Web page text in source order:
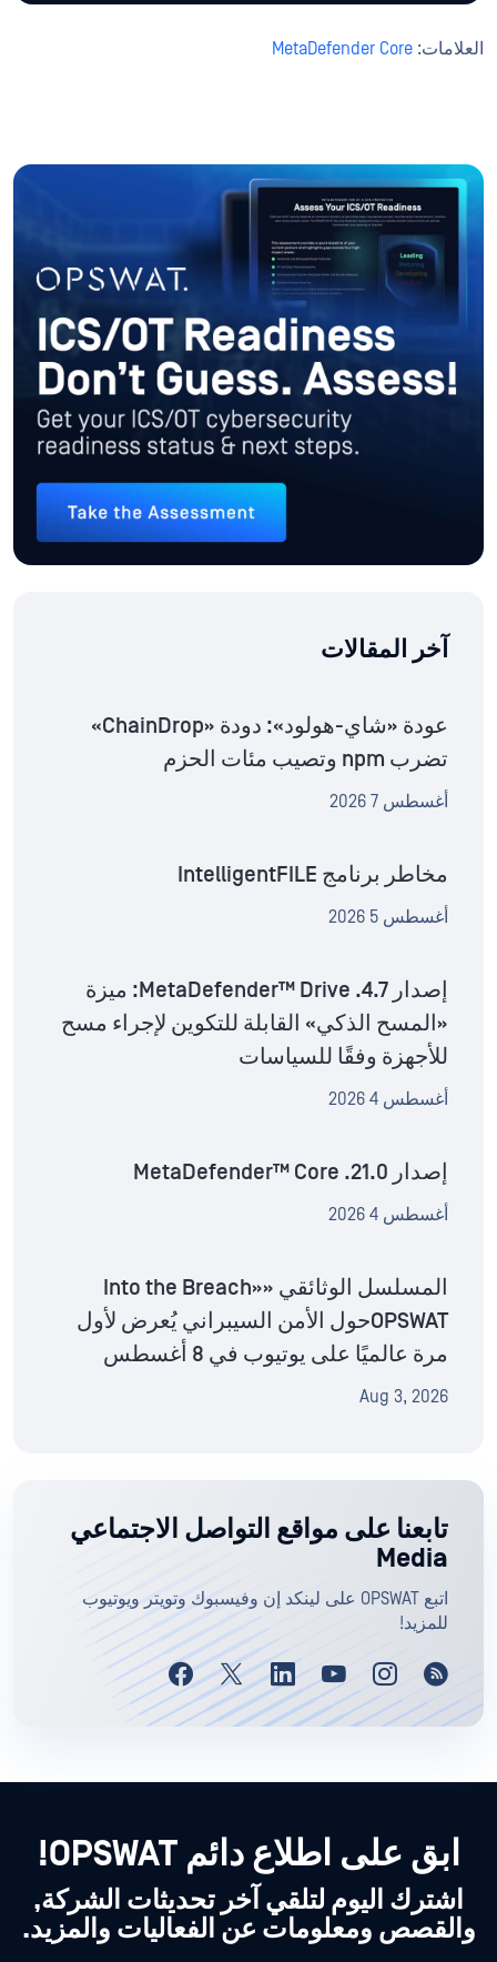
العلامات: MetaDefender Core
آخر المقالات
عودة «شاي-هولود»: دودة «ChainDrop»
تضرب npm وتصيب مئات الحزم
أغسطس 7 2026
مخاطر برنامج IntelligentFILE
أغسطس 5 2026
إصدار MetaDefender™ Drive .4.7: ميزة
«المسح الذكي» القابلة للتكوين لإجراء مسح
للأجهزة وفقًا للسياسات
أغسطس 4 2026
إصدار MetaDefender™ Core .21.0
أغسطس 4 2026
المسلسل الوثائقي «Into the Breach»
OPSWATحول الأمن السيبراني يُعرض لأول
مرة عالميًا على يوتيوب في 8 أغسطس
Aug 3, 2026
تابعنا على مواقع التواصل الاجتماعي
Media
اتبع OPSWAT على لينكد إن وفيسبوك وتويتر ويوتيوب
للمزيد!
ابق على اطلاع دائم OPSWAT!
اشترك اليوم لتلقي آخر تحديثات الشركة,
والقصص ومعلومات عن الفعاليات والمزيد.